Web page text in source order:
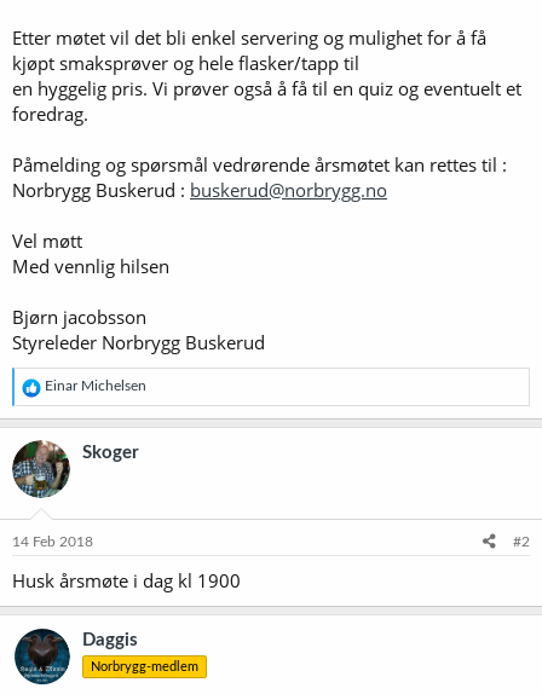
Etter møtet vil det bli enkel servering og mulighet for å få
kjøpt smaksprøver og hele flasker/tapp til
en hyggelig pris. Vi prøver også å få til en quiz og eventuelt et
foredrag.
Påmelding og spørsmål vedrørende årsmøtet kan rettes til :
Norbrygg Buskerud : buskerud@norbrygg.no
Vel møtt
Med vennlig hilsen
Bjørn jacobsson
Styreleder Norbrygg Buskerud
R
e
a
k
s
j
o
e
:
Einar Michelsen
Skoger
14 Feb 2018 #2
Husk årsmøte i dag kl 1900
Daggis
Norbrygg-medlem